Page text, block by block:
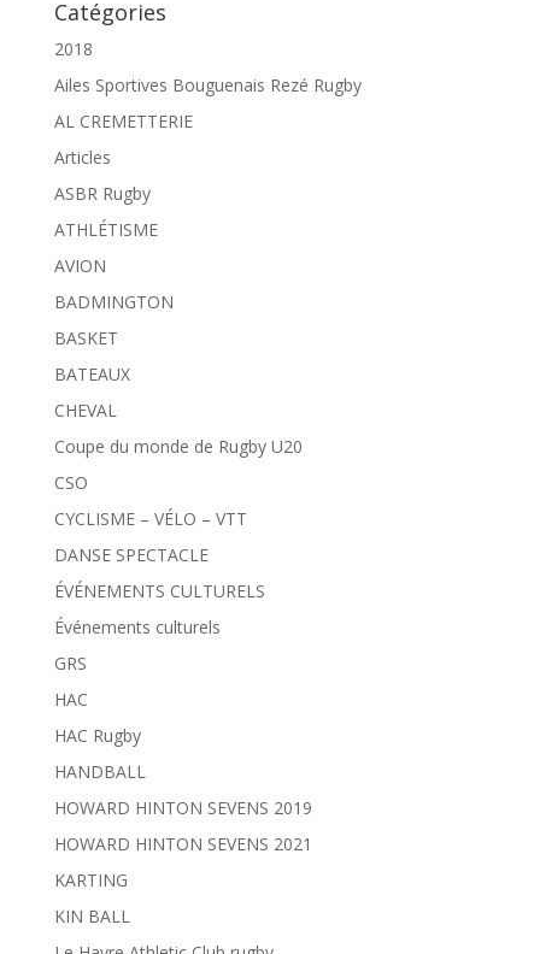
Catégories
2018
Ailes Sportives Bouguenais Rezé Rugby
AL CREMETTERIE
Articles
ASBR Rugby
ATHLÉTISME
AVION
BADMINGTON
BASKET
BATEAUX
CHEVAL
Coupe du monde de Rugby U20
CSO
CYCLISME – VÉLO – VTT
DANSE SPECTACLE
ÉVÉNEMENTS CULTURELS
Événements culturels
GRS
HAC
HAC Rugby
HANDBALL
HOWARD HINTON SEVENS 2019
HOWARD HINTON SEVENS 2021
KARTING
KIN BALL